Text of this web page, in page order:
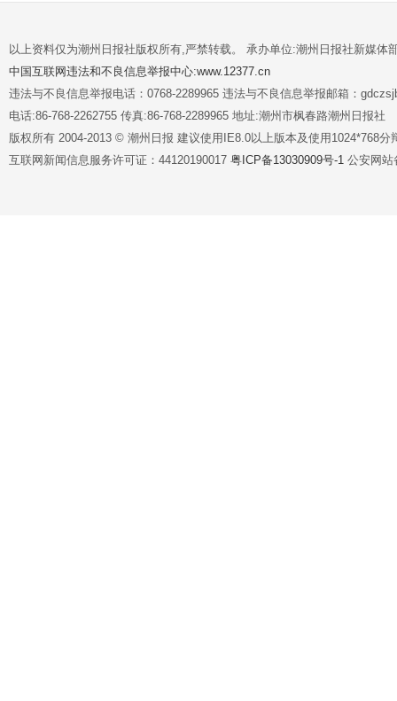
以上资料仅为潮州日报社版权所有,严禁转载。 承办单位:潮州日报社新媒体
中国互联网违法和不良信息举报中心:www.12377.cn
违法与不良信息举报电话：0768-2289965 违法与不良信息举报邮箱：
电话:86-768-2262755 传真:86-768-2289965 地址:潮州市枫春路潮州日报社
版权所有 2004-2013 © 潮州日报 建议使用IE8.0以上版本及使用1024*768分
互联网新闻信息服务许可证：44120190017 粤ICP备13030909号-1 公安网站